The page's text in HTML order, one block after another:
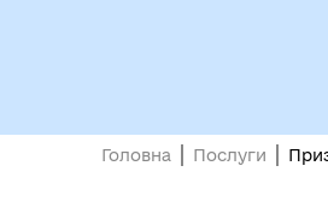
Головна Послуги